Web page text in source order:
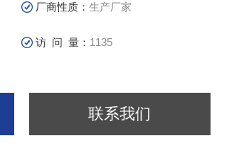
厂商性质：生产厂家
访 问 量： 1135
联系我们